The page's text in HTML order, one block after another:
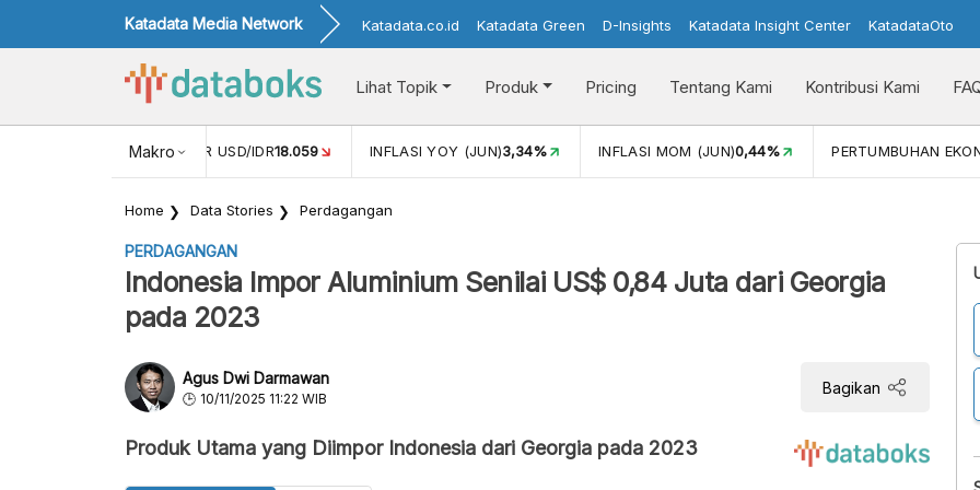
Katadata Media Network Katadata.co.id Katadata Green D-Insights Katadata Insight Center KatadataOto
Lihat Topik Produk Pricing Tentang Kami Kontribusi Kami
Makro
NILAI TUKAR USD/IDR18.059 INFLASI YOY (JUN)3,34% INFLASI MOM (JUN)0,44% PERTUMBUHAN
Home Data Stories Perdagangan
PERDAGANGAN
Indonesia Impor Aluminium Senilai US$ 0,84 Juta dari Georgia
pada 2023
Agus Dwi Darmawan
10/11/2025 11:22 WIB
Bagikan
Produk Utama yang Diimpor Indonesia dari Georgia pada 2023